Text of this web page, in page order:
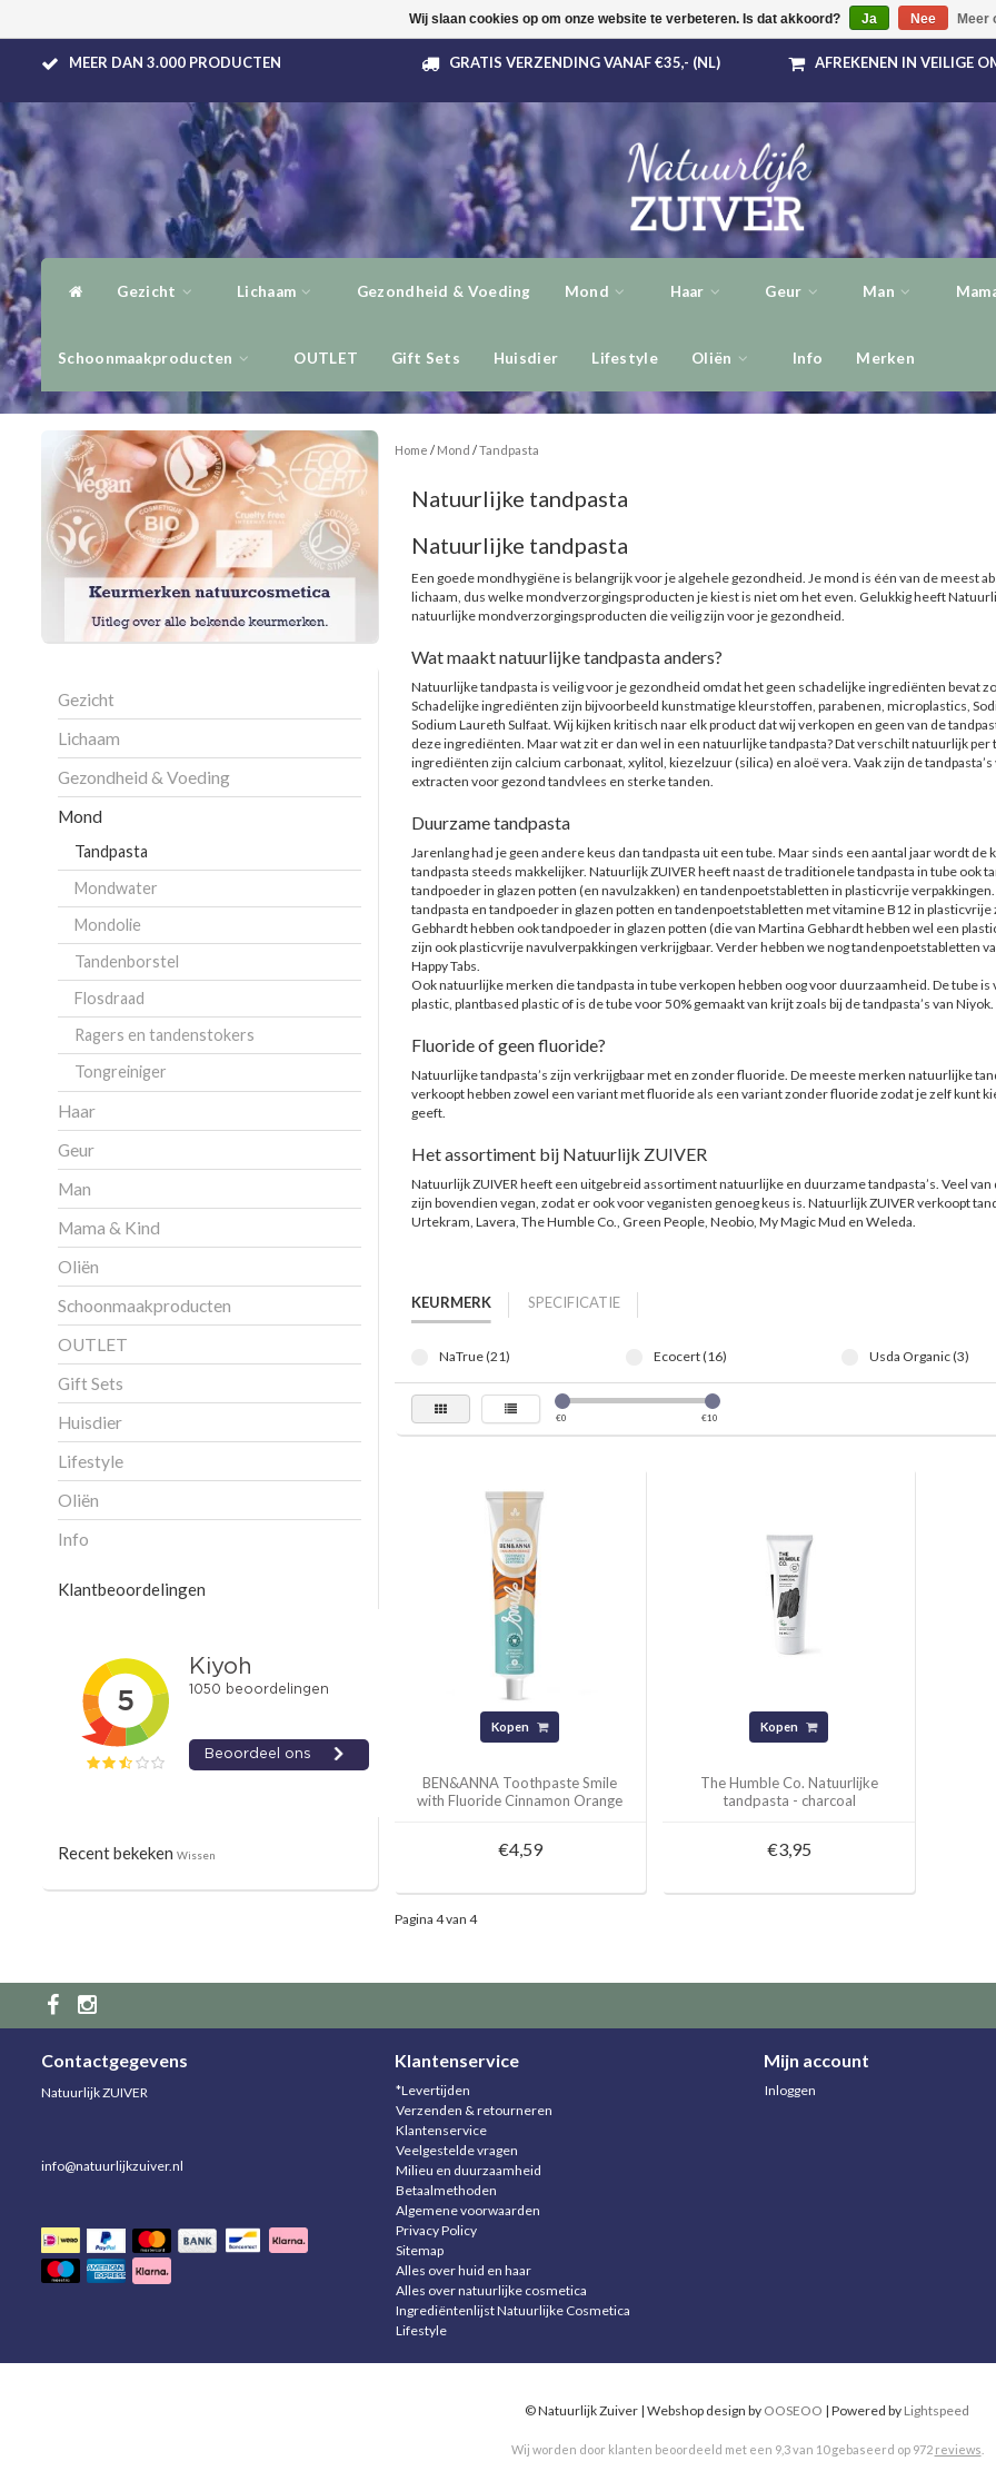
MEER DAN 3.000 PRODUCTEN GRATIS VERZENDING VANAF €35,- (NL) AFREKENEN IN VEILIGE
Gezicht Lichaam Gezondheid & Voeding Mond Haar Geur Man
Schoonmaakproducten OUTLET Gift Sets Huisdier Lifestyle Oliën Info Merken
Gezicht
Lichaam
Gezondheid & Voeding
Mond
Tandpasta
Mondwater
Mondolie
Tandenborstel
Flosdraad
Ragers en tandenstokers
Tongreiniger
Haar
Geur
Man
Mama & Kind
Oliën
Schoonmaakproducten
OUTLET
Gift Sets
Huisdier
Lifestyle
Oliën
Info
Klantbeoordelingen
Recent bekeken Wissen
Home / Mond /Tandpasta
Natuurlijke tandpasta
Natuurlijke tandpasta
Een goede mondhygiëne is belangrijk voor je algehele gezondheid. Je mond is één van de meest
lichaam, dus welke mondverzorgingsproducten je kiest is niet om het even. Gelukkig heeft
natuurlijke mondverzorgingsproducten die veilig zijn voor je gezondheid.
Wat maakt natuurlijke tandpasta anders?
Natuurlijke tandpasta is veilig voor je gezondheid omdat het geen schadelijke ingrediënten bevat
Schadelijke ingrediënten zijn bijvoorbeeld kunstmatige kleurstoffen, parabenen, microplastics,
Sodium Laureth Sulfaat. Wij kijken kritisch naar elk product dat wij verkopen en geen van de
deze ingrediënten. Maar wat zit er dan wel in een natuurlijke tandpasta? Dat verschilt natuurlijk
ingrediënten zijn calcium carbonaat, xylitol, kiezelzuur (silica) en aloë vera. Vaak zijn de
extracten voor gezond tandvlees en sterke tanden.
Duurzame tandpasta
Jarenlang had je geen andere keus dan tandpasta uit een tube. Maar sinds een aantal jaar wordt de
tandpasta steeds makkelijker. Natuurlijk ZUIVER heeft naast de traditionele tandpasta in tube ook
tandpoeder in glazen potten (en navulzakken) en tandenpoetstabletten in plasticvrije
tandpasta en tandpoeder in glazen potten en tandenpoetstabletten met vitamine B12 in plasticvrije
Gebhardt hebben ook tandpoeder in glazen potten (die van Martina Gebhardt hebben wel een
zijn ook plasticvrije navulverpakkingen verkrijgbaar. Verder hebben we nog tandenpoetstabletten
Happy Tabs.
Ook natuurlijke merken die tandpasta in tube verkopen hebben oog voor duurzaamheid. De tube is
plastic, plantbased plastic of is de tube voor 50% gemaakt van krijt zoals bij de tandpasta’s van Niyok.
Fluoride of geen fluoride?
Natuurlijke tandpasta’s zijn verkrijgbaar met en zonder fluoride. De meeste merken natuurlijke
verkoopt hebben zowel een variant met fluoride als een variant zonder fluoride zodat je zelf kunt
geeft.
Het assortiment bij Natuurlijk ZUIVER
Natuurlijk ZUIVER heeft een uitgebreid assortiment natuurlijke en duurzame tandpasta’s. Veel van
zijn bovendien vegan, zodat er ook voor veganisten genoeg keus is. Natuurlijk ZUIVER verkoopt
Urtekram, Lavera, The Humble Co., Green People, Neobio, My Magic Mud en Weleda.
KEURMERK SPECIFICATIE
NaTrue (21) Ecocert (16) Usda Organic (3)
€0 €10
Kopen
BEN&ANNA Toothpaste Smile
with Fluoride Cinnamon Orange
€4,59
Kopen
The Humble Co. Natuurlijke
tandpasta - charcoal
€3,95
Pagina 4 van 4
Contactgegevens
Natuurlijk ZUIVER
info@natuurlijkzuiver.nl
Klantenservice
*Levertijden
Verzenden & retourneren
Klantenservice
Veelgestelde vragen
Milieu en duurzaamheid
Betaalmethoden
Algemene voorwaarden
Privacy Policy
Sitemap
Alles over huid en haar
Alles over natuurlijke cosmetica
Ingrediëntenlijst Natuurlijke Cosmetica
Lifestyle
Mijn account
Inloggen
© Natuurlijk Zuiver | Webshop design by OOSEOO | Powered by Lightspeed
Wij worden door klanten beoordeeld met een 9,3van 10gebaseerd op 972 reviews
Wij slaan cookies op om onze website te verbeteren. Is dat akkoord? Ja Nee Meer